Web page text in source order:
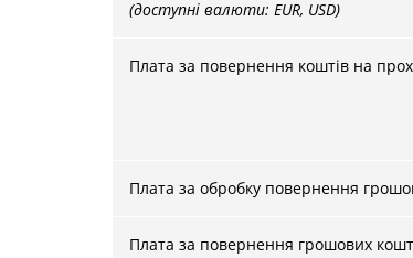
(доступні валюти: EUR, USD)
Плата за повернення коштів на
Плата за обробку повернення
Плата за повернення грошових